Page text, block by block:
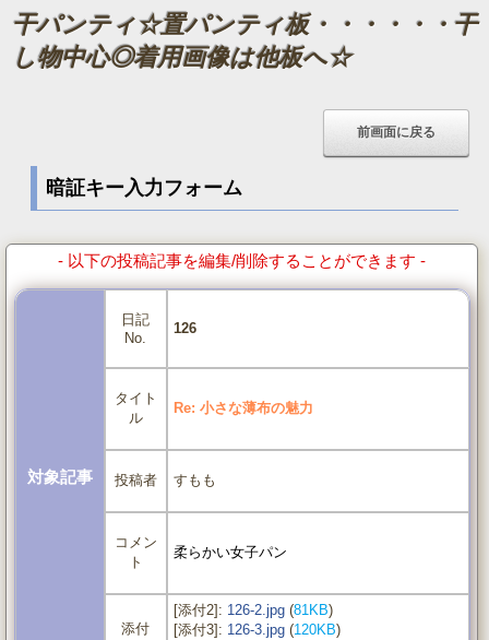
干パンティ☆置パンティ板・・・・・・干
し物中心◎着用画像は他板へ☆
暗証キー入力フォーム
- 以下の投稿記事を編集/削除することができます -
対象記事
日記
No.
126
タイト
ル
Re: 小さな薄布の魅力
投稿者 すもも
コメン
ト
柔らかい女子パン
添付
[添付2]: 126-2.jpg(81KB)
[添付3]: 126-3.jpg(120KB)